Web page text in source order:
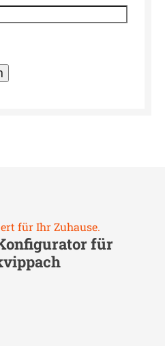
für Ihr Zuhause.
für